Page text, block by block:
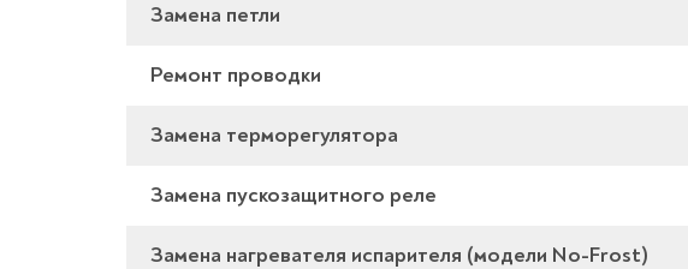
Замена петли
Ремонт проводки
Замена терморегулятора
Замена пускозащитного реле
Замена нагревателя испарителя (модели No-Frost)